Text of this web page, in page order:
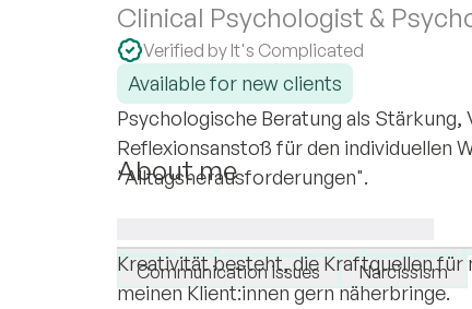
Clinical Psychologist &
Verified by It's Complicated
Available for new clients
Psychologische Beratung als
Reflexionsanstoß für den individuellen
"Alltagsherausforderungen".
Communication issues
Narcissism
About me
Kreativität besteht, die Kraftquellen für
meinen Klient:innen gern näherbringe.